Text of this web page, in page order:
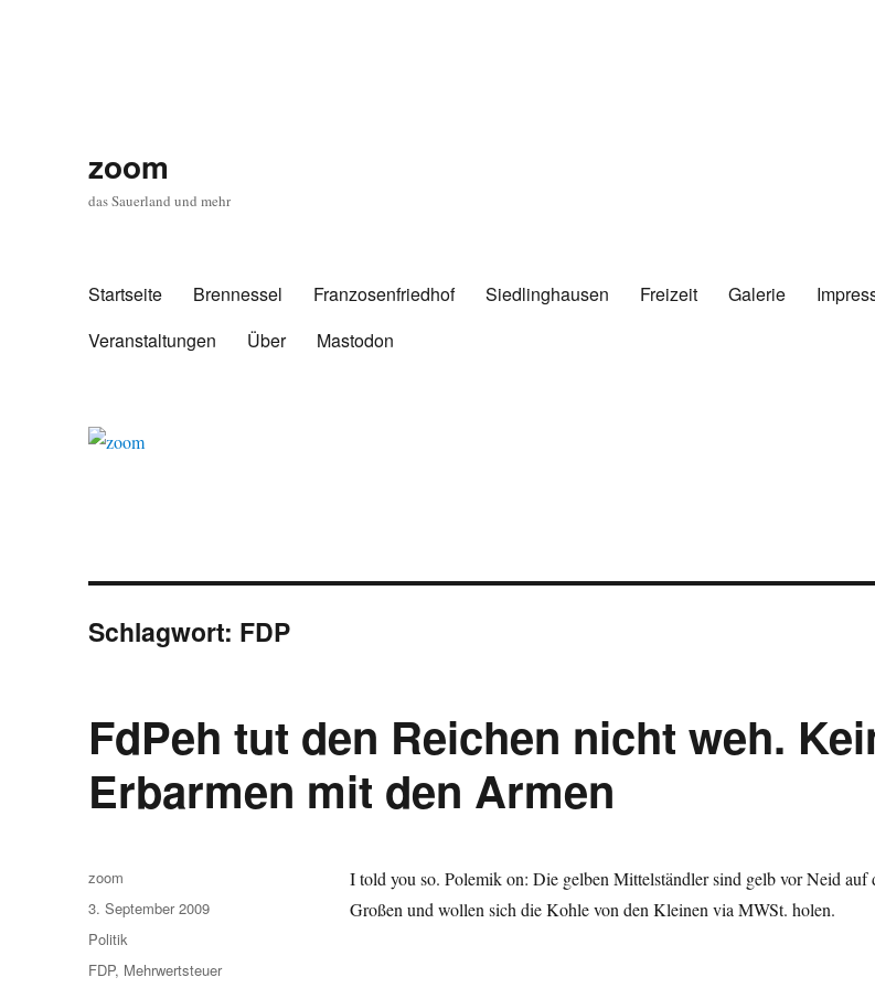
zoom
das Sauerland und mehr
Startseite Brennessel Franzosenfriedhof Siedlinghausen Freizeit Galerie
Veranstaltungen
Über Mastodon
Schlagwort: FDP
FdPeh tut den Reichen nicht weh.
Erbarmen mit den Armen
I told you so. Polemik on: Die gelben Mittelständler sind gelb vor Neid auf
Großen und wollen sich die Kohle von den Kleinen via MWSt. holen.
Autor
zoom
Veröffentlicht
am
3. September 2009
Kategorien
Politik
Schlagwörter
FDP, Mehrwertsteuer